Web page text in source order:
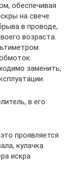
обеспечивая
на свече.
в проводе,
возраста.
заменить,
в его
проявляется
кулачка
искра